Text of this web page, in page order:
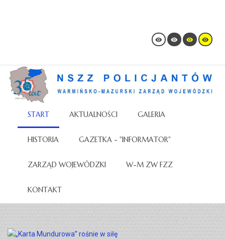
START AKTUALNOŚCI GALERIA
HISTORIA GAZETKA - "INFORMATOR"
ZARZĄD WOJEWÓDZKI W-M ZW FZZ
KONTAKT